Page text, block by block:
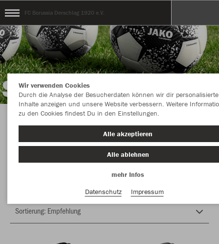
FC Borussia Derschlag 1920 e.V.
TEAMSHOP - FC BORUSSIA DERSCHLAG e.V.
Wir verwenden Cookies
Durch die Analyse der Besucherdaten können wir dir personalisierte
Inhalte anzeigen und unsere Website verbessern. Weitere
zu den Cookies findest Du in den Einstellungen.
Alle akzeptieren
Alle ablehnen
mehr Infos
Datenschutz
Impressum